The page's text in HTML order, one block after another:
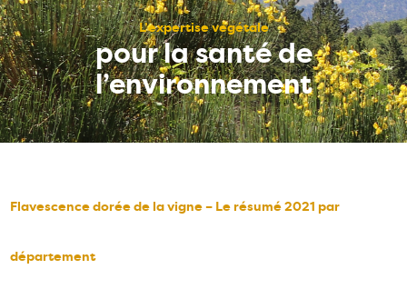
L’expertise végétale
pour la santé de
l’environnement
Flavescence dorée de la vigne – Le résumé 2021 par
département